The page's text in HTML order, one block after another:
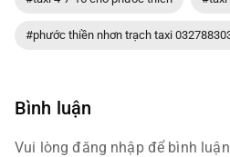
#phước thiền nhơn trạch taxi
Bình luận
Vui lòng đăng nhập để bình